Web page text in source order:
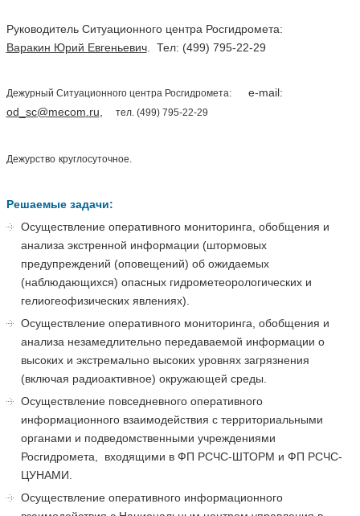
Руководитель Ситуационного центра Росгидромета:
Варакин Юрий Евгеньевич. Тел: (499) 795-22-29
Дежурный Ситуационного центра Росгидромета: e-mail:
od sc@mecom ru тел. (499) 795-22-29
Дежурство круглосуточное.
Решаемые задачи:
Осуществление оперативного мониторинга, обобщения и
анализа экстренной информации (штормовых
предупреждений (оповещений) об ожидаемых
(наблюдающихся) опасных гидрометеорологических и
гелиогеофизических явлениях).
Осуществление оперативного мониторинга, обобщения и
анализа незамедлительно передаваемой информации о
высоких и экстремально высоких уровнях загрязнения
(включая радиоактивное) окружающей среды.
Осуществление повседневного оперативного
информационного взаимодействия с территориальными
органами и подведомственными учреждениями
Росгидромета,
входящими в ФП РСЧС-ШТОРМ и ФП РСЧС-
ЦУНАМИ.
Осуществление оперативного информационного